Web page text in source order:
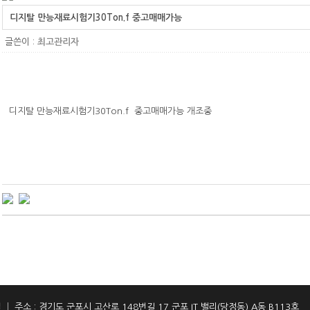
디지탈 만능재료시험기30Ton.f 중고매매가능
글쓴이 : 최고관리자
디지탈 만능재료시험기30Ton.f 중고매매가능 개조중
│ 주소 : 경기도 군포시 고산로 148번길 17 군포 IT 밸리(당정동) A동 B113호